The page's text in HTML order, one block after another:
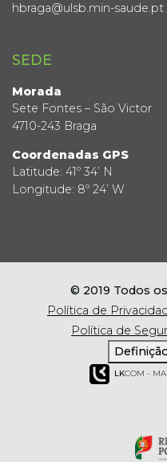
hbraga@ulsb.min-saude.pt
SEDE
Morada
Sete Fontes – São Victor
4710-243 Braga
Coordenadas GPS
Latitude: 41º 34’ N
Longitude: 8º 24’ W
© 2019 Todos
Política de
Política de
LKCOM -